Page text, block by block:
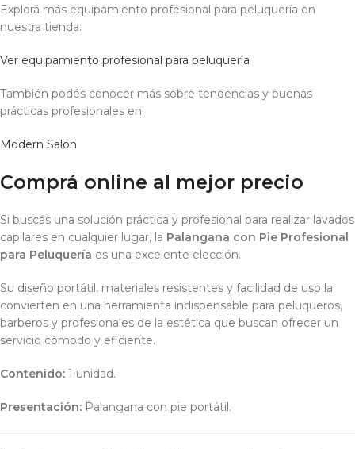
Explorá más equipamiento profesional para peluquería en
nuestra tienda:
Ver equipamiento profesional para peluquería
También podés conocer más sobre tendencias y buenas
prácticas profesionales en:
Modern Salon
Comprá online al mejor precio
Si buscás una solución práctica y profesional para realizar lavados
capilares en cualquier lugar, la Palangana con Pie Profesional
para Peluquería es una excelente elección.
Su diseño portátil, materiales resistentes y facilidad de uso la
convierten en una herramienta indispensable para peluqueros,
barberos y profesionales de la estética que buscan ofrecer un
servicio cómodo y eficiente.
Contenido: 1 unidad.
Presentación: Palangana con pie portátil.